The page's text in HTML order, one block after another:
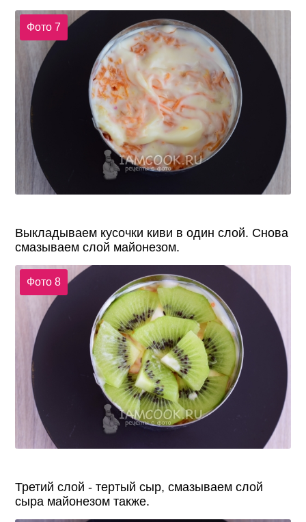
Фото 7
Выкладываем кусочки киви в один слой. Снова
смазываем слой майонезом.
Фото 8
Третий слой - тертый сыр, смазываем слой
сыра майонезом также.